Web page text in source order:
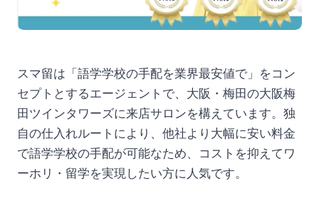
スマ留は「語学学校の手配を業界最安値で」をコン
セプトとするエージェントで、大阪・梅田の大阪梅
田ツインタワーズに来店サロンを構えています。独
自の仕入れルートにより、他社より大幅に安い料金
で語学学校の手配が可能なため、コストを抑えてワ
ーホリ・留学を実現したい方に人気です。